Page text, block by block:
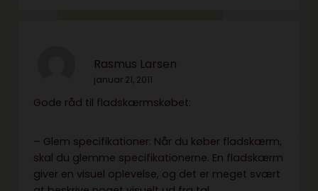
Rasmus Larsen
januar 21, 2011
Gode råd til fladskærmskøbet:
– Glem specifikationer: Når du køber fladskærm,
skal du glemme specifikationerne. En fladskærm
giver en visuel oplevelse, og det er meget svært